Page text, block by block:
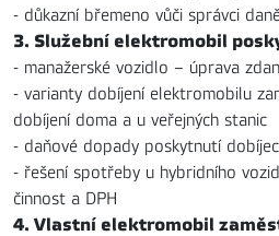
- důkazní břemeno vůči správci
3. Služební elektromobil
- manažerské vozidlo – úprava
- varianty dobíjení elektromobilu
dobíjení doma a u veřejných stanic
- daňové dopady poskytnutí
- řešení spotřeby u hybridního
činnost a DPH
4. Vlastní elektromobil